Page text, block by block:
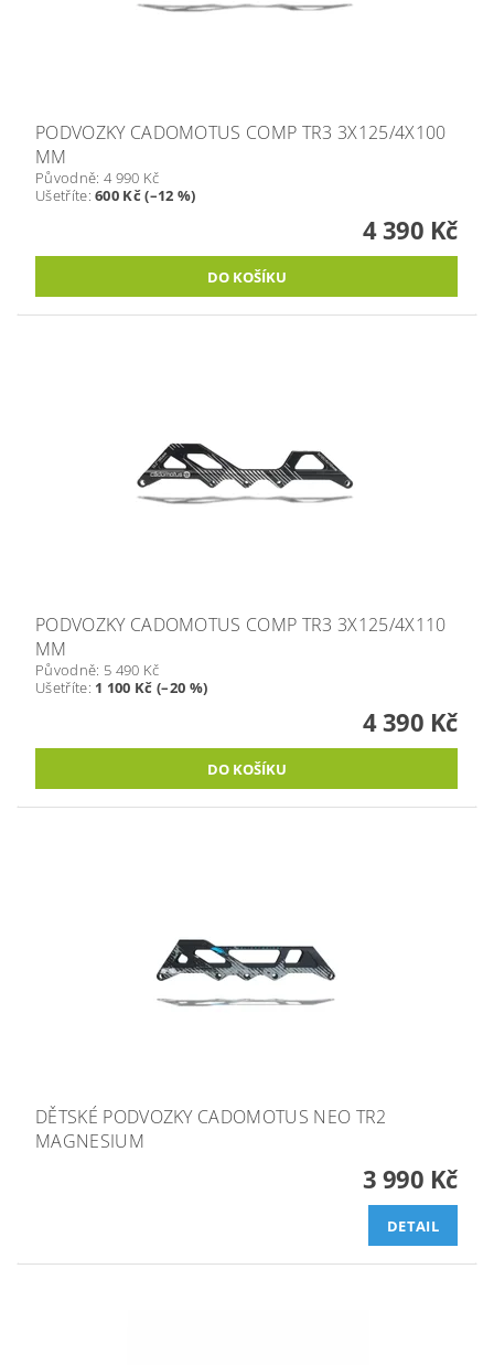
PODVOZKY CADOMOTUS COMP TR3 3X125/4X100
MM
Původně: 4 990 Kč
Ušetříte:600 Kč (–12 %)
4 390 Kč
PODVOZKY CADOMOTUS COMP TR3 3X125/4X110
MM
Původně: 5 490 Kč
Ušetříte: 1 100 Kč (–20 %)
4 390 Kč
DĚTSKÉ PODVOZKY CADOMOTUS NEO TR2
MAGNESIUM
3 990 Kč
DETAIL